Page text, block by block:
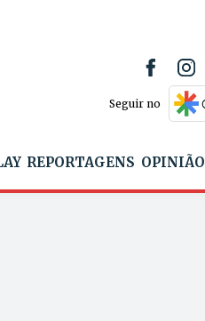
Seguir no
REPORTAGENS OPINIÃO